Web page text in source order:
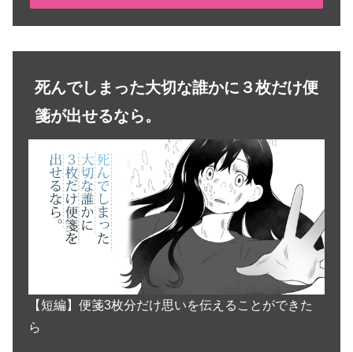
死んでしまった大切な誰かに３枚だけ便
箋が出せるなら。
【短編】便箋3枚分だけ思いを伝えることができた
ら